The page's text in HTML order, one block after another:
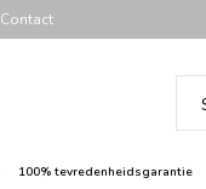
Contact
100% tevredenheidsgarantie